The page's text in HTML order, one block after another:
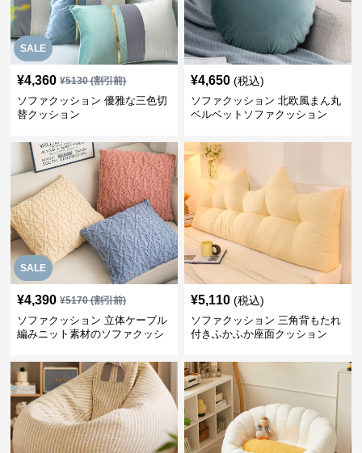
SALE
¥4,360 ¥5130(割引前)
ソファクッション 優雅な三色切
替クッション
¥4,650 (税込)
ソファクッション 北欧風まん丸
ベルベットソファクッション
SALE
¥4,390 ¥5170(割引前)
ソファクッション 立体ケーブル
編みニット素材のソファクッシ
¥5,110 (税込)
ソファクッション 三角背もたれ
付きふかふか座面クッション